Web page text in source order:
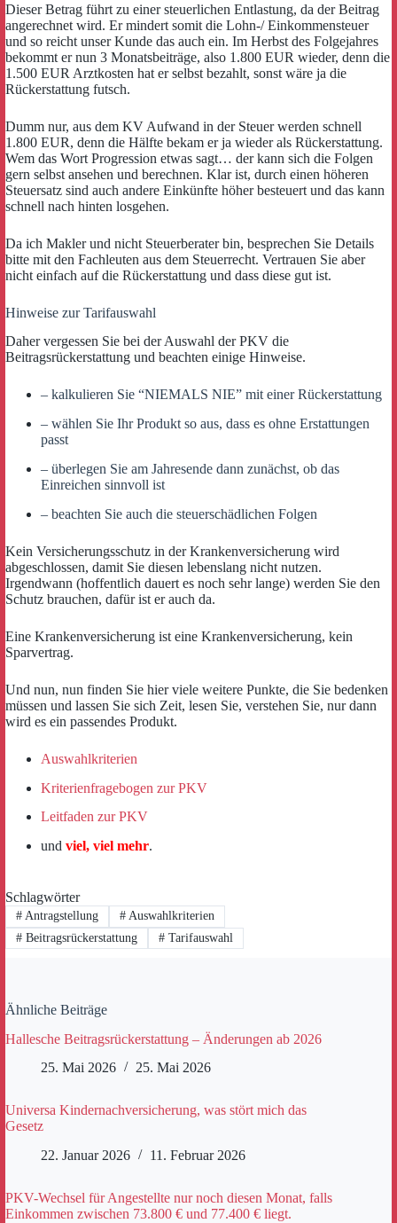
Dieser Betrag führt zu einer steuerlichen Entlastung, da der Beitrag
angerechnet wird. Er mindert somit die Lohn-/ Einkommensteuer
und so reicht unser Kunde das auch ein. Im Herbst des Folgejahres
bekommt er nun 3 Monatsbeiträge, also 1.800 EUR wieder, denn die
1.500 EUR Arztkosten hat er selbst bezahlt, sonst wäre ja die
Rückerstattung futsch.
Dumm nur, aus dem KV Aufwand in der Steuer werden schnell
1.800 EUR, denn die Hälfte bekam er ja wieder als Rückerstattung.
Wem das Wort Progression etwas sagt… der kann sich die Folgen
gern selbst ansehen und berechnen. Klar ist, durch einen höheren
Steuersatz sind auch andere Einkünfte höher besteuert und das kann
schnell nach hinten losgehen.
Da ich Makler und nicht Steuerberater bin, besprechen Sie Details
bitte mit den Fachleuten aus dem Steuerrecht. Vertrauen Sie aber
nicht einfach auf die Rückerstattung und dass diese gut ist.
Hinweise zur Tarifauswahl
Daher vergessen Sie bei der Auswahl der PKV die
Beitragsrückerstattung und beachten einige Hinweise.
– kalkulieren Sie “NIEMALS NIE” mit einer Rückerstattung
– wählen Sie Ihr Produkt so aus, dass es ohne Erstattungen
passt
– überlegen Sie am Jahresende dann zunächst, ob das
Einreichen sinnvoll ist
– beachten Sie auch die steuerschädlichen Folgen
Kein Versicherungsschutz in der Krankenversicherung wird
abgeschlossen, damit Sie diesen lebenslang nicht nutzen.
Irgendwann (hoffentlich dauert es noch sehr lange) werden Sie den
Schutz brauchen, dafür ist er auch da.
Eine Krankenversicherung ist eine Krankenversicherung, kein
Sparvertrag.
Und nun, nun finden Sie hier viele weitere Punkte, die Sie bedenken
müssen und lassen Sie sich Zeit, lesen Sie, verstehen Sie, nur dann
wird es ein passendes Produkt.
Auswahlkriterien
Kriterienfragebogen zur PKV
Leitfaden zur PKV
und viel, viel mehr.
Schlagwörter
#Antragstellung #Auswahlkriterien
#Beitragsrückerstattung #Tarifauswahl
Ähnliche Beiträge
Hallesche Beitragsrückerstattung – Änderungen ab 2026
25. Mai 2026
25. Mai 2026
Universa Kindernachversicherung, was stört mich das
Gesetz
22. Januar 2026
11. Februar 2026
PKV-Wechsel für Angestellte nur noch diesen Monat, falls
Einkommen zwischen 73.800 € und 77.400 € liegt.